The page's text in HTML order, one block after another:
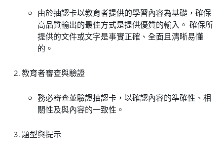
由於抽認卡以教育者提供的學習內容為基礎，確保
高品質輸出的最佳方式是提供優質的輸入。 確保所
提供的文件或文字是事實正確、全面且清晰易懂
的。
教育者審查與驗證
務必審查並驗證抽認卡，以確認內容的準確性、相
關性及與內容的一致性。
題型與提示